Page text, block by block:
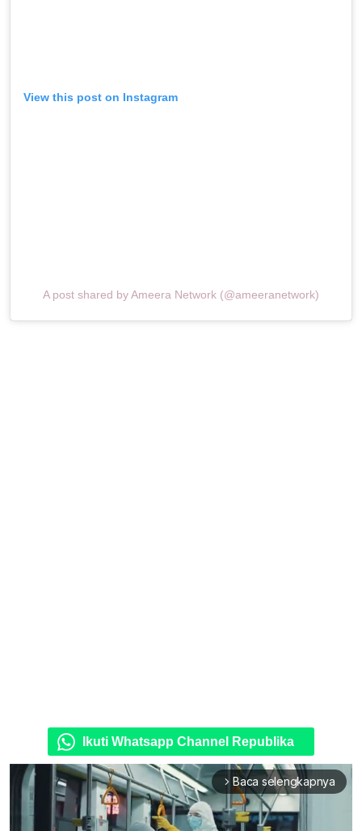
View this post on Instagram
A post shared by Ameera Network (@ameeranetwork)
Ikuti Whatsapp Channel Republika
arrow_forward_ios Baca selengkapnya